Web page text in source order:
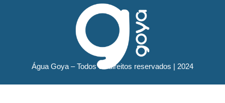
Água Goya – Todos os direitos reservados | 2024